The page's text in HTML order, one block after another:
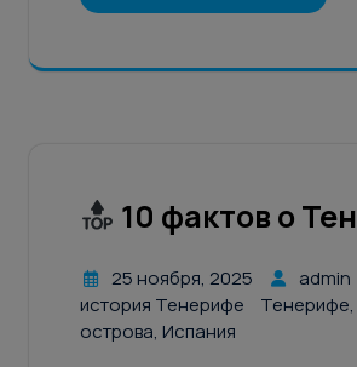
10 фактов о
25 ноября, 2025
admin
история Тенерифе
острова, Испания